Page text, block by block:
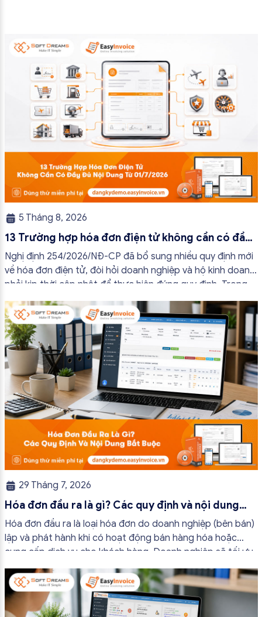
5 Tháng 8, 2026
13 Trường hợp hóa đơn điện tử không cần có đầy
đủ nội dung từ 01/7/2026
Nghị định 254/2026/NĐ-CP đã bổ sung nhiều quy định mới
về hóa đơn điện tử, đòi hỏi doanh nghiệp và hộ kinh doanh
phải kịp thời cập nhật để thực hiện đúng quy định. Trong
bài viết này, hóa đơn điện tử EasyInvoice sẽ chia sẻ 13
trường hợp hóa đơn điện tử không cần […]
29 Tháng 7, 2026
Hóa đơn đầu ra là gì? Các quy định và nội dung
bắt buộc mới nhất
Hóa đơn đầu ra là loại hóa đơn do doanh nghiệp (bên bán)
lập và phát hành khi có hoạt động bán hàng hóa hoặc
cung cấp dịch vụ cho khách hàng. Doanh nghiệp sẽ tối ưu
quy trình vận hành và tránh được những án phạt hành
chính không đáng có nếu nắm rõ […]